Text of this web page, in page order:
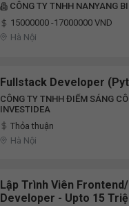
CÔNG TY TNHH NANYANG
15000000 -17000000 VND
Hà Nội
Fullstack Developer
CÔNG TY TNHH ĐIỂM SÁNG
INVESTIDEA
Thỏa thuận
Hà Nội
Lập Trình Viên
Developer - Upto 15